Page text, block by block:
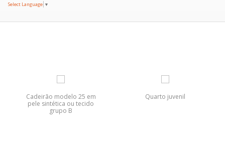
Select Language ▼
Cadeirão modelo 25 em
pele sintética ou tecido
grupo B
Quarto juvenil